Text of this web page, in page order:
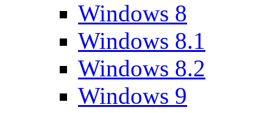
Windows 8
Windows 8.1
Windows 8.2
Windows 9